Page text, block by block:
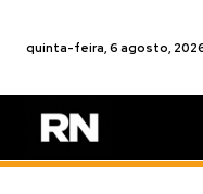
quinta-feira, 6 agosto,